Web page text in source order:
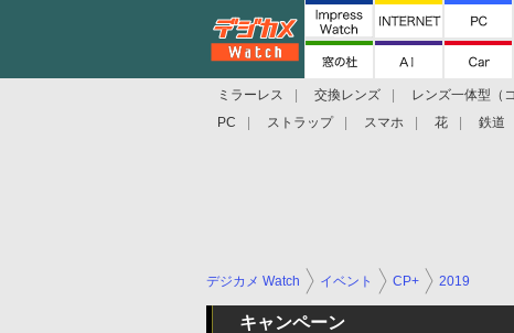
ミラーレス 交換レンズ レンズ一体型（
PC
ストラップ スマホ 花 鉄道
デジカメ Watch イベント CP+ 2019
キャンペーン